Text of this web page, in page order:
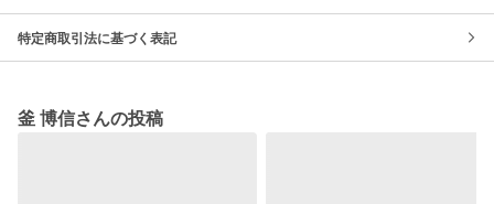
特定商取引法に基づく表記
釜 博信さんの投稿